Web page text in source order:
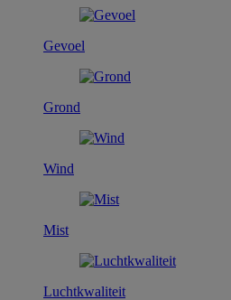
Gevoel
Grond
Wind
Mist
Luchtkwaliteit